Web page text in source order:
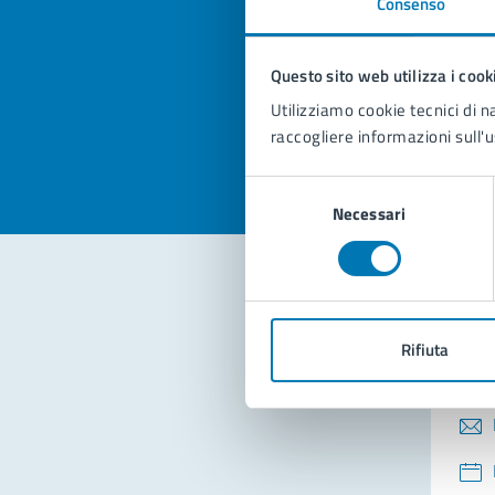
Questo sito web utilizza i
Utilizziamo cookie tecnici di
raccogliere informazioni
consenso
Necessari
Rifiuta